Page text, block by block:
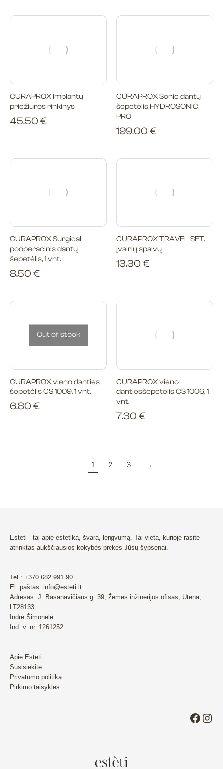
CURAPROX Implantų
priežiūros rinkinys
45.50 €
CURAPROX Sonic dantų
šepetėlis HYDROSONIC
PRO
199.00 €
CURAPROX Surgical
pooperacinis dantų
šepetėlis, 1 vnt.
8.50 €
CURAPROX TRAVEL SET,
įvairių spalvų
13.30 €
Out of stock
CURAPROX vieno danties
šepetėlis CS 1009, 1 vnt.
6.80 €
CURAPROX vieno
dantiesšepetėlis CS 1006, 1
vnt.
7.30 €
1 2 3 →
Esteti - tai apie estetiką, švarą, lengvumą. Tai vieta, kurioje rasite
atrinktas aukščiausios kokybės prekes Jūsų šypsenai.
Tel.: +370 682 991 90
El. paštas: info@esteti.lt
Adresas: J. Basanavičiaus g. 39, Žemės inžinerijos ofisas, Utena,
LT28133
Indrė Šimonėlė
Ind. v. nr. 1261252
Apie Esteti
Susisiekite
Privatumo politika
Pirkimo taisyklės